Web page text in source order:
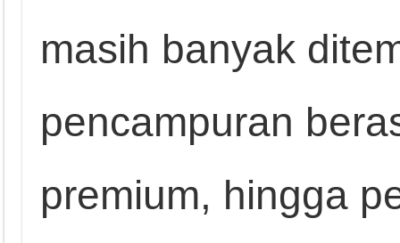
masih banyak
pencampuran
premium, hingga